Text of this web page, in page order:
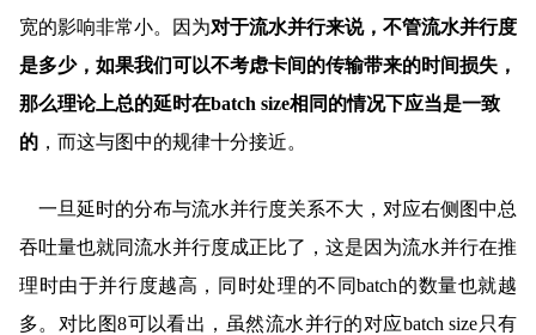
宽的影响非常小。因为对于流水并行来说，不管流水并行度
是多少，如果我们可以不考虑卡间的传输带来的时间损失，
那么理论上总的延时在batch size相同的情况下应当是一致
的 ，而这与图中的规律十分接近。
一旦延时的分布与流水并行度关系不大，对应右侧图中总
吞吐量也就同流水并行度成正比了，这是因为流水并行在推
理时由于并行度越高，同时处理的不同batch的数量也就越
多。对比图8可以看出，虽然流水并行的对应batch size只有